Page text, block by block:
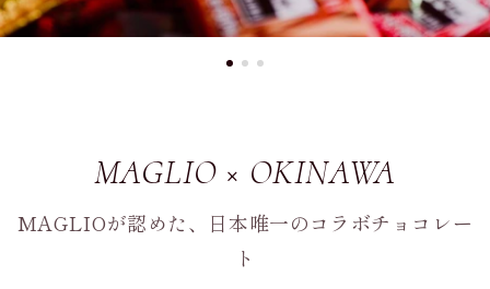
MAGLIO × OKINAWA
MAGLIOが認めた、日本唯一のコラボチョコレー
ト